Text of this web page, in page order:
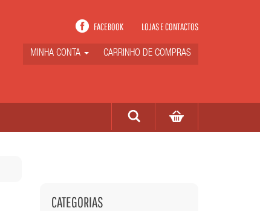
LOJAS E CONTACTOS
FACEBOOK
MINHA CONTA CARRINHO DE COMPRAS
CATEGORIAS